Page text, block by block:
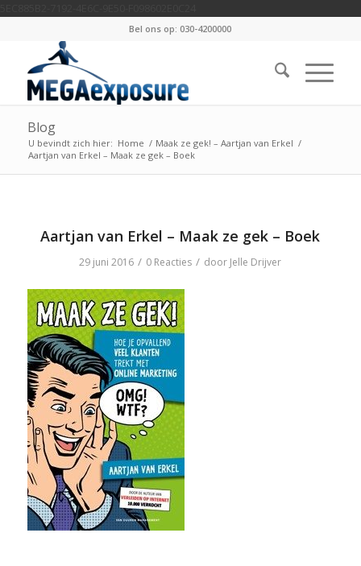
Bel ons op: 030-4200000
Blog
U bevindt zich hier: Home / Maak ze gek! – Aartjan van Erkel /
Aartjan van Erkel – Maak ze gek – Boek
Aartjan van Erkel – Maak ze gek – Boek
29 juni 2016 / 0 Reacties / door Jelle Drijver